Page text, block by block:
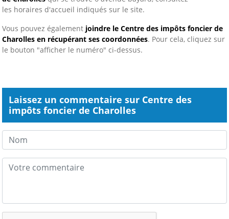
les horaires d'accueil indiqués sur le site.
Vous pouvez également joindre le Centre des impôts foncier de
Charolles en récupérant ses coordonnées. Pour cela, cliquez sur
le bouton "afficher le numéro" ci-dessus.
Laissez un commentaire sur Centre des
impôts foncier de Charolles